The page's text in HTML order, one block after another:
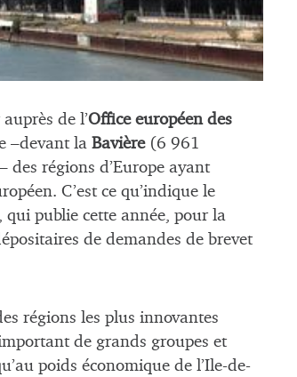
de l’Office européen des
–devant la Bavière(6 961
régions d’Europe ayant
C’est ce qu’indique le
qui publie cette année, pour la
de demandes de brevet
régions les plus innovantes
de grands groupes et
poids économique de l’Ile-de-